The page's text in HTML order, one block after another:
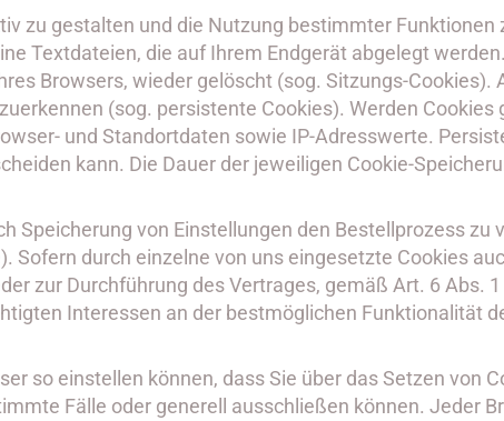
zu gestalten und die Nutzung bestimmter
Textdateien, die auf Ihrem Endgerät abgelegt
Browsers, wieder gelöscht (sog. Sitzungs-
(sog. persistente Cookies). Werden
und Standortdaten sowie IP-Adresswerte.
kann. Die Dauer der jeweiligen Cookie-
Speicherung von Einstellungen den Bestellprozess
Sofern durch einzelne von uns eingesetzte Cookies
zur Durchführung des Vertrages, gemäß Art. 6 Abs.
Interessen an der bestmöglichen
so einstellen können, dass Sie über das Setzen
Fälle oder generell ausschließen können. Jeder